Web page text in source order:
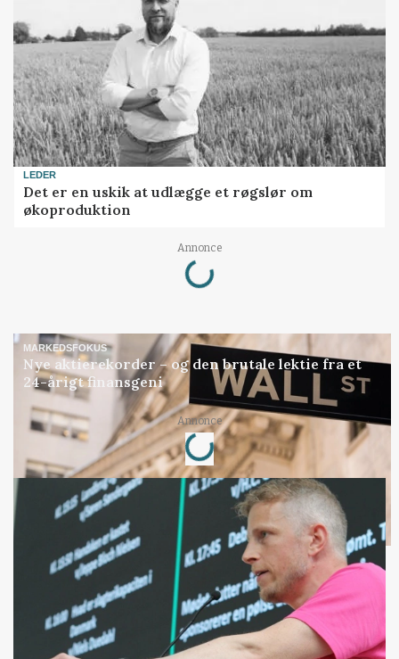
LEDER
Det er en uskik at udlægge et røgslør om
økoproduktion
Annonce
Loading...
MARKEDSFOKUS
Nye aktierekorder – og den brutale lektie fra et
24-årigt finansgeni
Annonce
Loading...